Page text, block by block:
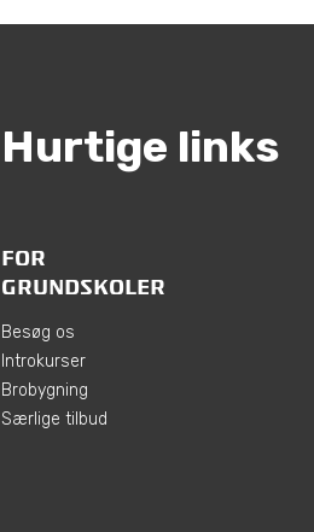
Hurtige links
FOR
GRUNDSKOLER
Besøg os
Introkurser
Brobygning
Særlige tilbud